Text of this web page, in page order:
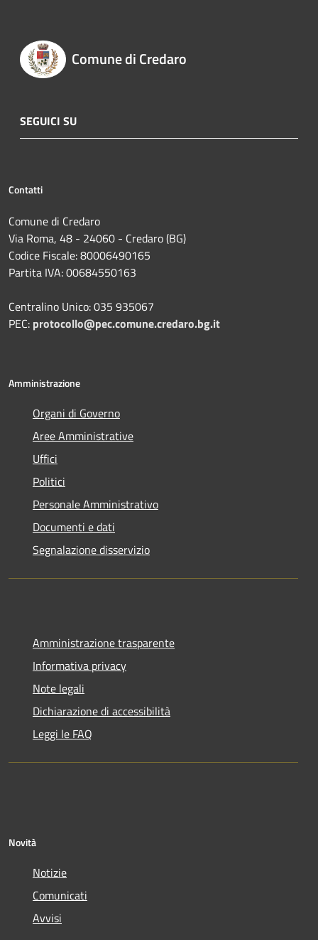
Comune di Credaro
SEGUICI SU
Contatti
Comune di Credaro
Via Roma, 48 - 24060 - Credaro (BG)
Codice Fiscale: 80006490165
Partita IVA: 00684550163
Centralino Unico: 035 935067
PEC: protocollo@pec.comune.credaro.bg.it
Amministrazione
Organi di Governo
Aree Amministrative
Uffici
Politici
Personale Amministrativo
Documenti e dati
Segnalazione disservizio
Amministrazione trasparente
Informativa privacy
Note legali
Dichiarazione di accessibilità
Leggi le FAQ
Novità
Notizie
Comunicati
Avvisi